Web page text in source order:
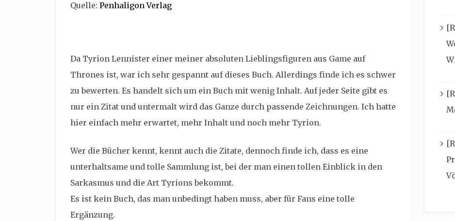
Quelle: Penhaligon Verlag
Da Tyrion Lennister einer meiner absoluten Lieblingsfiguren aus Game auf
Thrones ist, war ich sehr gespannt auf dieses Buch. Allerdings finde ich es schwer
zu bewerten. Es handelt sich um ein Buch mit wenig Inhalt. Auf jeder Seite gibt es
nur ein Zitat und untermalt wird das Ganze durch passende Zeichnungen. Ich hatte
hier einfach mehr erwartet, mehr Inhalt und noch mehr Tyrion.
Wer die Bücher kennt, kennt auch die Zitate, dennoch finde ich, dass es eine
unterhaltsame und tolle Sammlung ist, bei der man einen tollen Einblick in den
Sarkasmus und die Art Tyrions bekommt.
Es ist kein Buch, das man unbedingt haben muss, aber für Fans eine tolle
Ergänzung.